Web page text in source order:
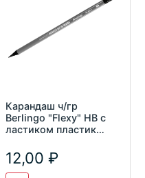
Карандаш ч/гр
Berlingo "Flexy" HB с
ластиком пластик
12,00